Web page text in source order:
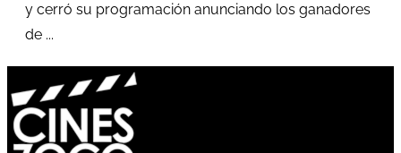
y cerró su programación anunciando los ganadores
de ...